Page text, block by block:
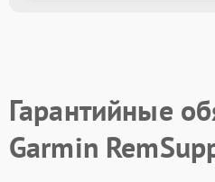
Гарантийные
Garmin